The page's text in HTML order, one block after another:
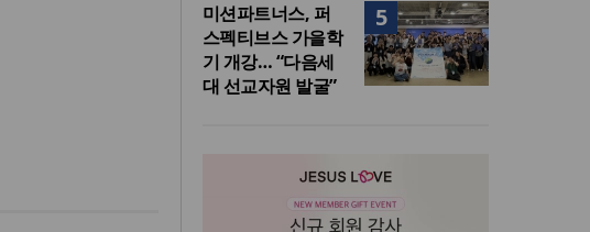
5
미션파트너스, 퍼
스펙티브스 가을학
기 개강… “다음세
대 선교자원 발굴”